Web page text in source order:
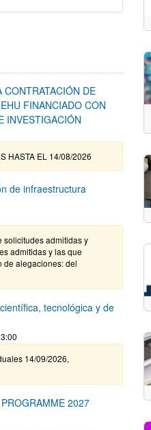
CONTRATACIÓN DE
FINANCIADO CON
INVESTIGACIÓN
HASTA EL 14/08/2026
de infraestructura
solicitudes admitidas y
admitidas y las que
de alegaciones: del
tecnológica y de
14/09/2026,
2027